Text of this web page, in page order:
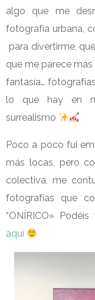
algo que me
fotografía urbana,
para divertirme,
que me parece
fantasía…
lo que hay en
surrealismo
Poco a poco fui
más locas, pero
colectiva, me
fotografías que
“ONÍRICO»
aquí